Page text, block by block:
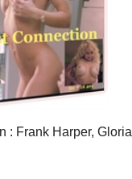
: Frank Harper, Gloria